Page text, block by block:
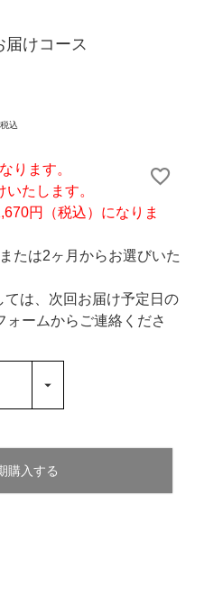
届けコース
税込
ります。
たします。
円（税込）になりま
たは2ヶ月からお選びいた
ては、次回お届け予定日の
ームからご連絡くださ
購入する